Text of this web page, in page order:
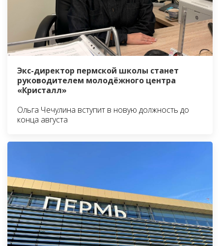
Экс-директор пермской школы станет
руководителем молодёжного центра
«Кристалл»
Ольга Чечулина вступит в новую должность до
конца августа